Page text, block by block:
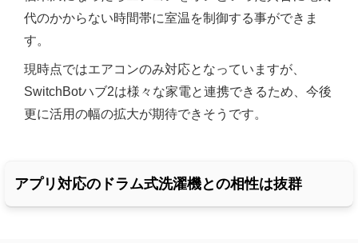
代のかからない時間帯に室温を制御する事ができま
す。
現時点ではエアコンのみ対応となっていますが、
SwitchBotハブ2は様々な家電と連携できるため、今後
更に活用の幅の拡大が期待できそうです。
アプリ対応のドラム式洗濯機との相性は抜群